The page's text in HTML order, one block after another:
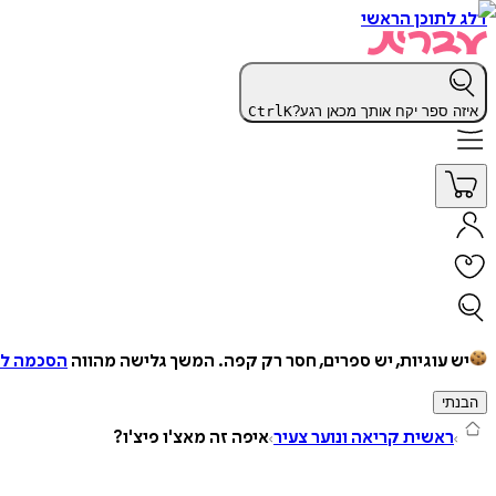
דלג לתוכן הראשי
איזה ספר יקח אותך מכאן רגע? CtrlK
יש עוגיות, יש ספרים, חסר רק קפה. המשך גלישה מהווה הסכמה
הבנתי
ראשית קריאה ונוער צעיר איפה זה מאצ'ו פיצ'ו?